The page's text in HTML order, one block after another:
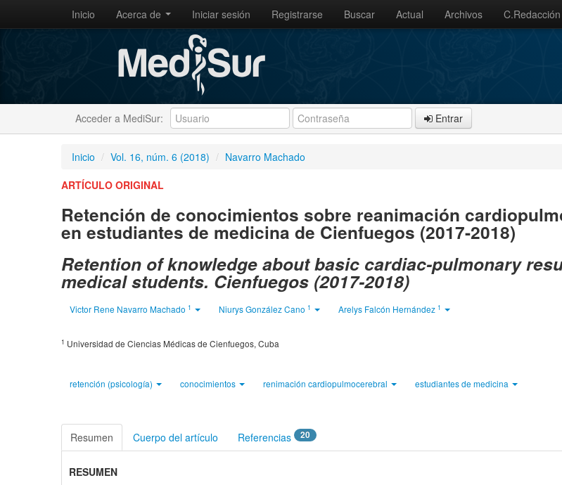
Inicio Acerca de Iniciar sesión Registrarse Buscar Actual Archivos C.Redacción
Acceder a MediSur: Entrar
Inicio / Vol. 16, núm. 6 (2018) / Navarro Machado
ARTÍCULO ORIGINAL
Retención de conocimientos sobre reanimación
en estudiantes de medicina de Cienfuegos (2017-2018)
Retention of knowledge about basic cardiac-pulmonary
medical students. Cienfuegos (2017-2018)
Victor Rene Navarro Machado 1 Niurys González Cano 1 Arelys Falcón Hernández 1
1 Universidad de Ciencias Médicas de Cienfuegos, Cuba
retención (psicología) conocimientos renimación cardiopulmocerebral estudiantes de medicina
Resumen Cuerpo del artículo Referencias 20
RESUMEN